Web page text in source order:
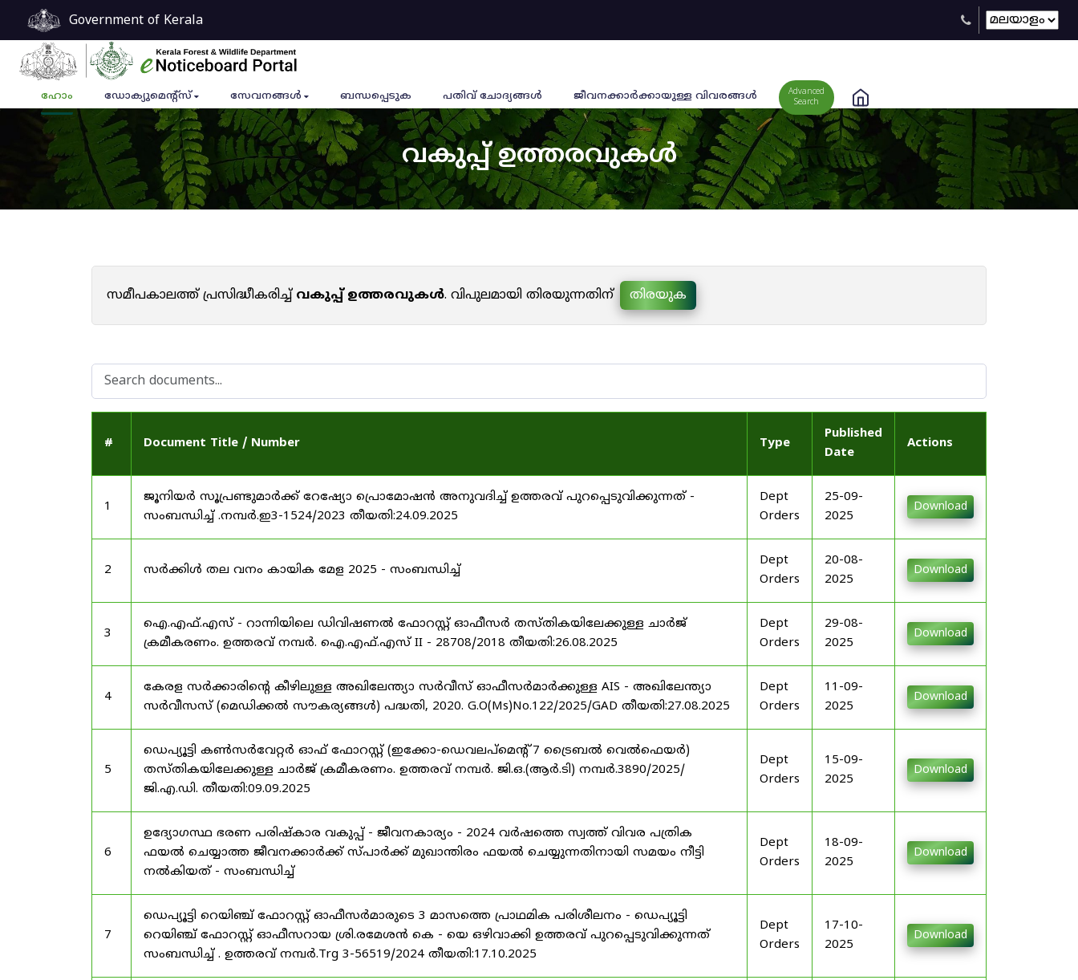
Government of Kerala
ഹോം ഡോക്യുമെൻ്റ്സ് സേവനങ്ങൾ ബന്ധപ്പെടുക പതിവ് ചോദ്യങ്ങൾ ജീവനക്കാര്‍ക്കായുള്ള വിവരങ്ങള്‍
Advanced
Search
വകുപ്പ് ഉത്തരവുകൾ
സമീപകാലത്ത് പ്രസിദ്ധീകരിച്ച്വകുപ്പ് ഉത്തരവുകൾ. വിപുലമായി തിരയുന്നതിന് തിരയുക
# Document Title / Number Type
Published
Date
Actions
1
ജൂനിയർ സൂപ്രണ്ടുമാർക്ക് റേഷ്യോ പ്രൊമോഷൻ അനുവദിച്ച് ഉത്തരവ് പുറപ്പെടുവിക്കുന്നത് -
സംബന്ധിച്ച് .നമ്പർ.ഇ3-1524/2023 തീയതി:24.09.2025
Dept
Orders
25-09-
2025
Download
2 സർക്കിൾ തല വനം കായിക മേള 2025 - സംബന്ധിച്ച്
Dept
Orders
20-08-
2025
Download
3
ഐ.എഫ്.എസ് - റാന്നിയിലെ ഡിവിഷണൽ ഫോറസ്റ്റ് ഓഫീസർ തസ്തികയിലേക്കുള്ള ചാർജ്
ക്രമീകരണം. ഉത്തരവ് നമ്പർ. ഐ.എഫ്.എസ് II - 28708/2018 തീയതി:26.08.2025
Dept
Orders
29-08-
2025
Download
4
കേരള സർക്കാരിന്റെ കീഴിലുള്ള അഖിലേന്ത്യാ സർവീസ് ഓഫീസർമാർക്കുള്ള AIS - അഖിലേന്ത്യാ
സർവീസസ് (മെഡിക്കൽ സൗകര്യങ്ങൾ) പദ്ധതി, 2020. G.O(Ms)No.122/2025/GAD തീയതി:27.08.2025
Dept
Orders
11-09-
2025
Download
5
ഡെപ്യൂട്ടി കൺസർവേറ്റർ ഓഫ് ഫോറസ്റ്റ് (ഇക്കോ-ഡെവലപ്മെന്റ് 7 ട്രൈബൽ വെൽഫെയർ)
തസ്തികയിലേക്കുള്ള ചാർജ് ക്രമീകരണം. ഉത്തരവ് നമ്പർ. ജി.ഒ.(ആർ.ടി) നമ്പർ.3890/2025/
ജി.എ.ഡി. തീയതി:09.09.2025
Dept
Orders
15-09-
2025
Download
6
ഉദ്യോഗസ്ഥ ഭരണ പരിഷ്കാര വകുപ്പ് - ജീവനകാര്യം - 2024 വർഷത്തെ സ്വത്ത് വിവര പത്രിക
ഫയൽ ചെയ്യാത്ത ജീവനക്കാർക്ക് സ്പാർക്ക് മുഖാന്തിരം ഫയൽ ചെയ്യുന്നതിനായി സമയം നീട്ടി
നൽകിയത് - സംബന്ധിച്ച്
Dept
Orders
18-09-
2025
Download
7
ഡെപ്യൂട്ടി റെയിഞ്ച് ഫോറസ്റ്റ് ഓഫീസർമാരുടെ 3 മാസത്തെ പ്രാഥമിക പരിശീലനം - ഡെപ്യൂട്ടി
റെയിഞ്ച് ഫോറസ്റ്റ് ഓഫീസറായ ശ്രി.രമേശൻ കെ - യെ ഒഴിവാക്കി ഉത്തരവ് പുറപ്പെടുവിക്കുന്നത്
സംബന്ധിച്ച് . ഉത്തരവ് നമ്പർ.Trg 3-56519/2024 തീയതി:17.10.2025
Dept
Orders
17-10-
2025
Download